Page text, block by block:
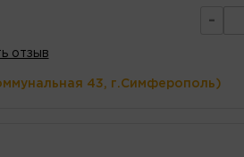
-
отзыв
43, г.Симферополь)